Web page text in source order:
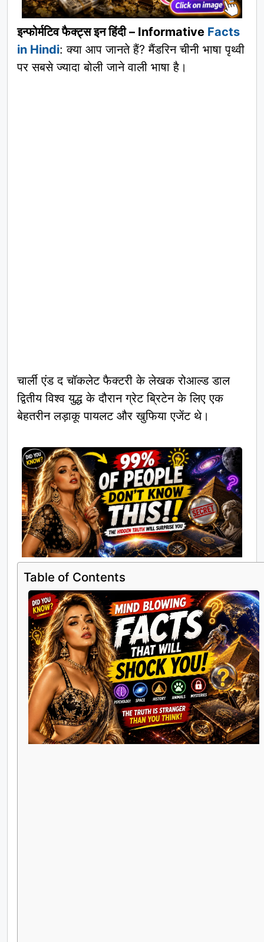
इन्फोर्मटिव फैक्ट्स इन हिंदी – Informative Facts
in Hindi: क्या आप जानते हैं? मैंडरिन चीनी भाषा पृथ्वी
पर सबसे ज्यादा बोली जाने वाली भाषा है।
चार्ली एंड द चॉकलेट फैक्टरी के लेखक रोआल्ड डाल
द्वितीय विश्व युद्ध के दौरान ग्रेट ब्रिटेन के लिए एक
बेहतरीन लड़ाकू पायलट और खुफिया एजेंट थे।
Table of Contents